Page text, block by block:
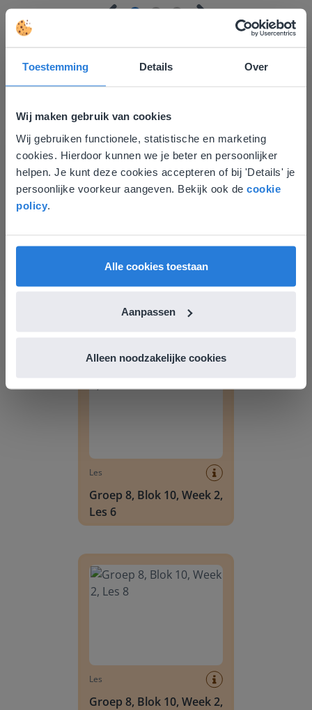
Toestemming Details Over
Wij maken gebruik van cookies
Wij gebruiken functionele, statistische en marketing
cookies. Hierdoor kunnen we je beter en persoonlijker
helpen. Je kunt deze cookies accepteren of bij 'Details' je
persoonlijke voorkeur aangeven. Bekijk ook de cookie
policy
Alle cookies toestaan
Aanpassen
Alleen noodzakelijke cookies
Ontdek meer
Groep 8, Blok 9, Week 3, Les 11
Groep 8, Blok 9, Week 3,
Les
Groep 8, Blok 10, Week 2,
Les 6
Les
Groep 8, Blok 10, Week 2,
Deze website komt niet
overeen met je locatie
Gezien je locatie, denken we dat je misschien
liever naar de website voor English gaat. Hier
English
Vlaanderen